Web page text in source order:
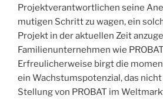
Projektverantwortlichen seine
mutigen Schritt zu wagen, ein
Projekt in der aktuellen Zeit
Familienunternehmen wie
Erfreulicherweise birgt die
ein Wachstumspotenzial, das
Stellung von PROBAT im